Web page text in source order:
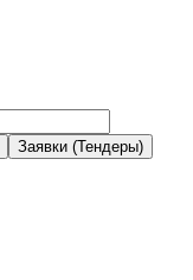
Заявки (Тендеры)